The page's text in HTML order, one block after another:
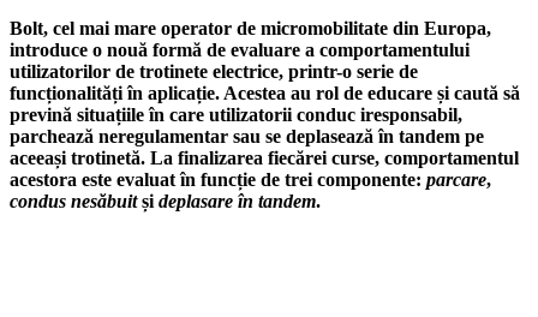
Bolt, cel mai mare operator de micromobilitate din Europa,
introduce o nouă formă de evaluare a comportamentului
utilizatorilor de trotinete electrice, printr-o serie de
funcționalități în aplicație. Acestea au rol de educare și caută să
prevină situațiile în care utilizatorii conduc iresponsabil,
parchează neregulamentar sau se deplasează în tandem pe
aceeași trotinetă. La finalizarea fiecărei curse, comportamentul
acestora este evaluat în funcție de trei componente: parcare,
condus nesăbuitși deplasare în tandem.